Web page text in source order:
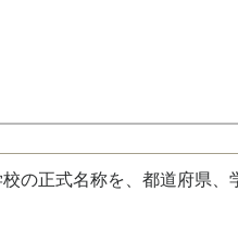
の正式名称を、都道府県